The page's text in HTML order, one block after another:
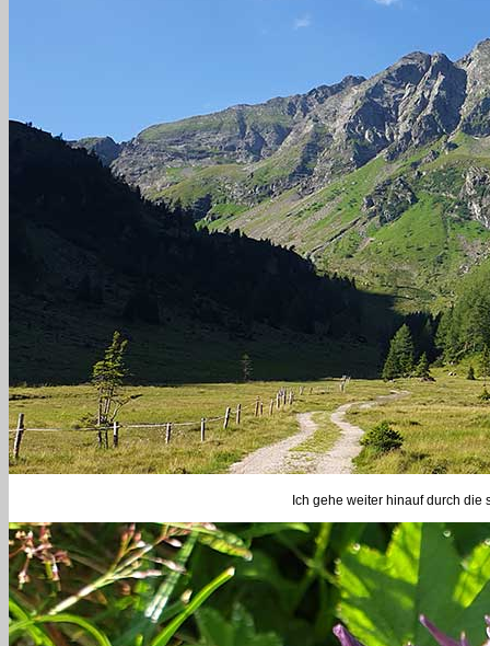
Ich gehe weiter hinauf durch